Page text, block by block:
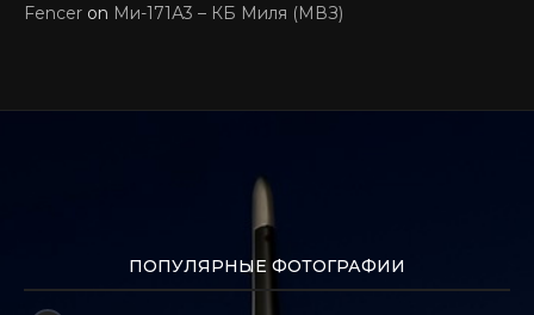
Fencer on Ми-171А3 – КБ Миля (МВЗ)
ПОПУЛЯРНЫЕ ФОТОГРАФИИ